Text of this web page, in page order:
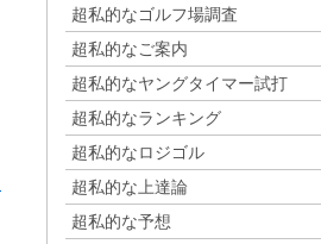
超私的なゴルフ場調査
超私的なご案内
超私的なヤングタイマー試打
超私的なランキング
超私的なロジゴル
超私的な上達論
超私的な予想